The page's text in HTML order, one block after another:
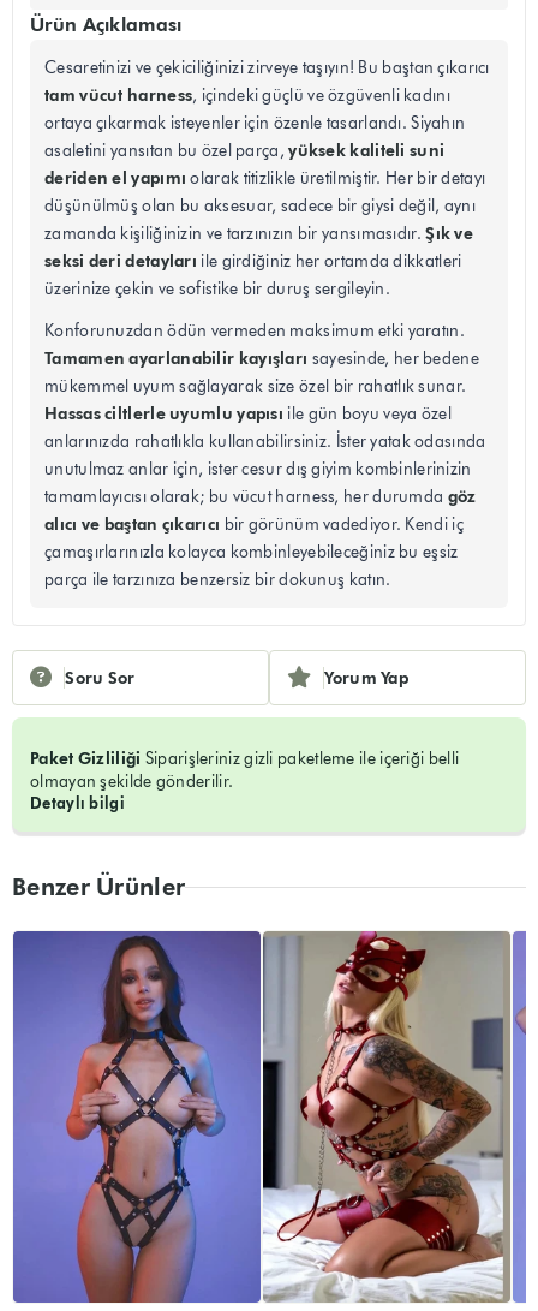
Soru Sor Yorum Yap
Paket Gizliliği Siparişleriniz gizli paketleme ile içeriği belli
olmayan şekilde gönderilir.
Detaylı bilgi
Ürün Açıklaması
Cesaretinizi ve çekiciliğinizi zirveye taşıyın! Bu baştan çıkarıcı
tam vücut harness, içindeki güçlü ve özgüvenli kadını
ortaya çıkarmak isteyenler için özenle tasarlandı. Siyahın
asaletini yansıtan bu özel parça,yüksek kaliteli suni
deriden el yapımı olarak titizlikle üretilmiştir. Her bir detayı
düşünülmüş olan bu aksesuar, sadece bir giysi değil, aynı
zamanda kişiliğinizin ve tarzınızın bir yansımasıdır.Şık ve
seksi deri detayları ile girdiğiniz her ortamda dikkatleri
üzerinize çekin ve sofistike bir duruş sergileyin.
Konforunuzdan ödün vermeden maksimum etki yaratın.
Tamamen ayarlanabilir kayışları sayesinde, her bedene
mükemmel uyum sağlayarak size özel bir rahatlık sunar.
Hassas ciltlerle uyumlu yapısı ile gün boyu veya özel
anlarınızda rahatlıkla kullanabilirsiniz. İster yatak odasında
unutulmaz anlar için, ister cesur dış giyim kombinlerinizin
tamamlayıcısı olarak; bu vücut harness, her durumda göz
alıcı ve baştan çıkarıcı bir görünüm vadediyor. Kendi iç
çamaşırlarınızla kolayca kombinleyebileceğiniz bu eşsiz
parça ile tarzınıza benzersiz bir dokunuş katın.
Benzer Ürünler